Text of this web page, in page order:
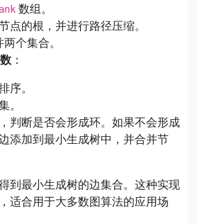
数组。
点的根，并进行路径压缩。
两个集合。
：
序。
。
判断是否会形成环。如果不会形成
添加到最小生成树中，并合并节
到最小生成树的边集合。这种实现
适合用于大多数图算法的应用场